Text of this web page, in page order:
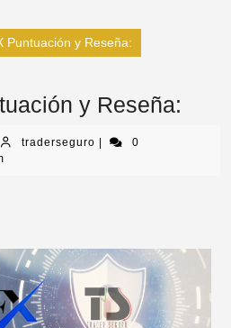
Puntuación y Reseña:
y Reseña:
traderseguro
0